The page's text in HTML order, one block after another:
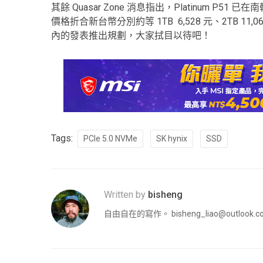
其餘 Quasar Zone 消息指出，Platinum P51 已在
價格折合新台幣分別約等 1TB 6,528 元、2TB
內的發表推出規劃，大家拭目以待吧！
Tags: PCIe 5.0 NVMe SK hynix SSD
Written by bisheng
自由自在的寫作。